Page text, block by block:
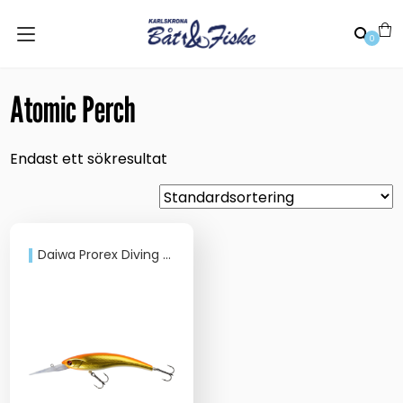
0
Atomic Perch
Endast ett sökresultat
Daiwa Prorex Diving Minnow120DR 12cm/26g